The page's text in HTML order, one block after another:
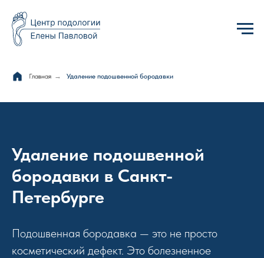
Главная → Удаление подошвенной бородавки
Удаление подошвенной
бородавки в Санкт-
Петербурге
Подошвенная бородавка — это не просто
косметический дефект. Это болезненное